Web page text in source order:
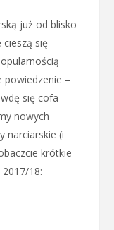
już od blisko
się
powiedzenie –
się cofa –
nowych
narciarskie (i
krótkie
18: